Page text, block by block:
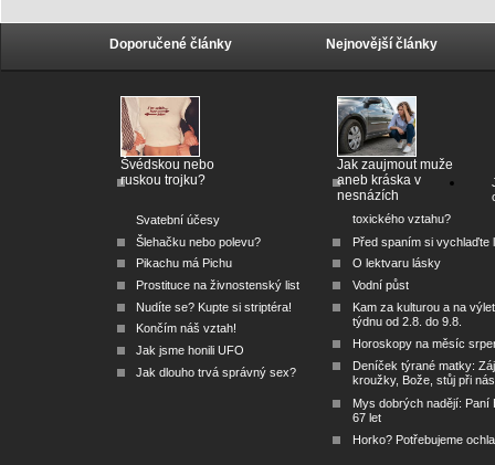
Doporučené články
Švédskou nebo
ruskou trojku?
Svatební účesy
Šlehačku nebo polevu?
Pikachu má Pichu
Prostituce na živnostenský list
Nudíte se? Kupte si striptéra!
Končím náš vztah!
Jak jsme honili UFO
Jak dlouho trvá správný sex?
Nejnovější články
Jak zaujmout muže
aneb kráska v
nesnázích
toxického vztahu?
Před spaním si vychlaďte
O lektvaru lásky
Vodní půst
Kam za kulturou a na
týdnu od 2.8. do 9.8.
Horoskopy na měsíc
Deníček týrané matky:
kroužky, Bože, stůj při nás
Mys dobrých nadějí: Paní
67 let
Horko? Potřebujeme